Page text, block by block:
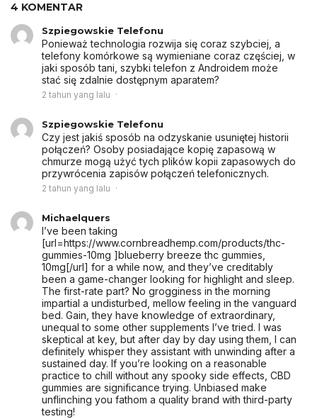
4 KOMENTAR
Szpiegowskie Telefonu
Ponieważ technologia rozwija się coraz szybciej, a
telefony komórkowe są wymieniane coraz częściej, w
jaki sposób tani, szybki telefon z Androidem może
stać się zdalnie dostępnym aparatem?
2 tahun yang lalu
Szpiegowskie Telefonu
Czy jest jakiś sposób na odzyskanie usuniętej historii
połączeń? Osoby posiadające kopię zapasową w
chmurze mogą użyć tych plików kopii zapasowych do
przywrócenia zapisów połączeń telefonicznych.
2 tahun yang lalu
Michaelquers
I’ve been taking
[url=https://www.cornbreadhemp.com/products/thc-
gummies-10mg ]blueberry breeze thc gummies,
10mg[/url] for a while now, and they’ve creditably
been a game-changer looking for highlight and sleep.
The first-rate part? No grogginess in the morning
impartial a undisturbed, mellow feeling in the vanguard
bed. Gain, they have knowledge of extraordinary,
unequal to some other supplements I’ve tried. I was
skeptical at key, but after day by day using them, I can
definitely whisper they assistant with unwinding after a
sustained day. If you’re looking on a reasonable
practice to chill without any spooky side effects, CBD
gummies are significance trying. Unbiased make
unflinching you fathom a quality brand with third-party
testing!